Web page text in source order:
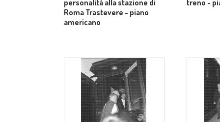
personalità alla stazione di
Roma Trastevere - piano
americano
treno -